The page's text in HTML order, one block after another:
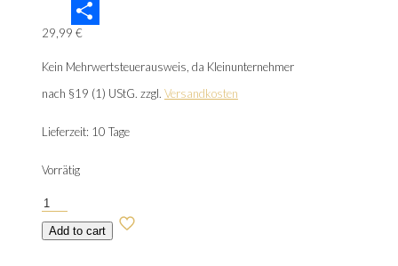
Email
Teilen
29,99 €
Kein Mehrwertsteuerausweis, da Kleinunternehmer
nach §19 (1) UStG. zzgl. Versandkosten
Lieferzeit: 10 Tage
Vorrätig
Twilight
Grove
Menge
Add to cart